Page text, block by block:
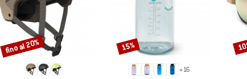
Sconto
fino al 20%
+16
Sconto
15%